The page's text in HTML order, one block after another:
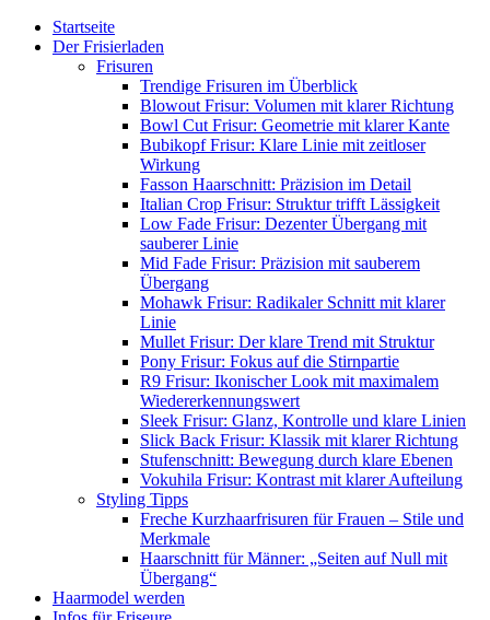
Startseite
Der Frisierladen
Frisuren
Trendige Frisuren im Überblick
Blowout Frisur: Volumen mit klarer Richtung
Bowl Cut Frisur: Geometrie mit klarer Kante
Bubikopf Frisur: Klare Linie mit zeitloser
Wirkung
Fasson Haarschnitt: Präzision im Detail
Italian Crop Frisur: Struktur trifft Lässigkeit
Low Fade Frisur: Dezenter Übergang mit
sauberer Linie
Mid Fade Frisur: Präzision mit sauberem
Übergang
Mohawk Frisur: Radikaler Schnitt mit klarer
Linie
Mullet Frisur: Der klare Trend mit Struktur
Pony Frisur: Fokus auf die Stirnpartie
R9 Frisur: Ikonischer Look mit maximalem
Wiedererkennungswert
Sleek Frisur: Glanz, Kontrolle und klare Linien
Slick Back Frisur: Klassik mit klarer Richtung
Stufenschnitt: Bewegung durch klare Ebenen
Vokuhila Frisur: Kontrast mit klarer Aufteilung
Styling Tipps
Freche Kurzhaarfrisuren für Frauen – Stile und
Merkmale
Haarschnitt für Männer: „Seiten auf Null mit
Übergang“
Haarmodel werden